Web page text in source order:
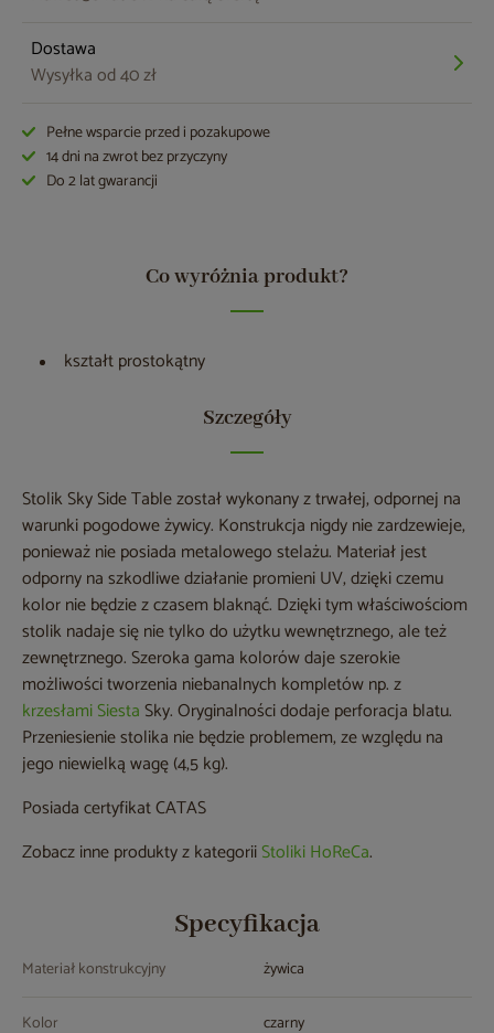
Dostawa
Wysyłka od 40 zł
Pełne wsparcie przed i pozakupowe
14 dni na zwrot bez przyczyny
Do 2 lat gwarancji
Co wyróżnia produkt?
kształt prostokątny
Szczegóły
Stolik Sky Side Table został wykonany z trwałej, odpornej na
warunki pogodowe żywicy. Konstrukcja nigdy nie zardzewieje,
ponieważ nie posiada metalowego stelażu. Materiał jest
odporny na szkodliwe działanie promieni UV, dzięki czemu
kolor nie będzie z czasem blaknąć. Dzięki tym właściwościom
stolik nadaje się nie tylko do użytku wewnętrznego, ale też
zewnętrznego. Szeroka gama kolorów daje szerokie
możliwości tworzenia niebanalnych kompletów np. z
krzesłami SiestaSky. Oryginalności dodaje perforacja blatu.
Przeniesienie stolika nie będzie problemem, ze względu na
jego niewielką wagę (4,5 kg).
Posiada certyfikat CATAS
Zobacz inne produkty z kategoriiStoliki HoReCa.
Specyfikacja
Materiał konstrukcyjny żywica
Kolor czarny